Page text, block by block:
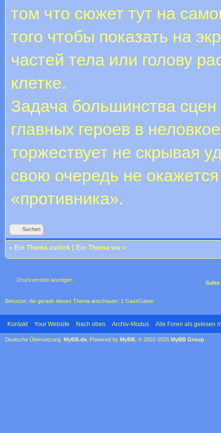
том что сюжет тут на
того чтобы показать на
частей тела или голову
клетке.
Задача большинства
главных героев в
торжествует не скрывая
свою очередь не
«противника».
Suchen
« Ein Thema zurück Ein Thema vor »
Druckversion anzeigen Gehe
Benutzer, die gerade dieses Thema anschauen: 1 Gast/Gäste
Kontakt Your Website Nach oben Archiv-Modus Alle Foren als gelesen
Deutsche Übersetzung: MyBB.de , Powered by MyBB , © 2002-2026 MyBB Group